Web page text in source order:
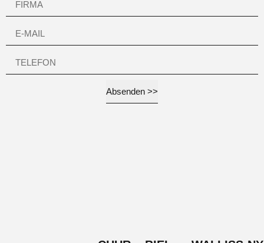
Absenden >>